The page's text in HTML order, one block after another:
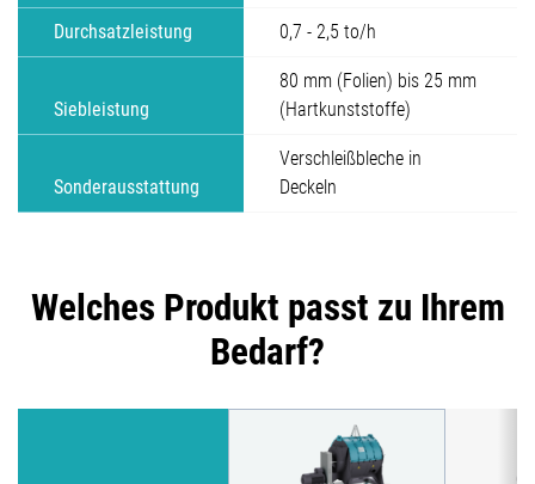
Durchsatzleistung 0,7 - 2,5 to/h
Siebleistung
80 mm (Folien) bis 25 mm
(Hartkunststoffe)
Sonderausstattung
Verschleißbleche in
Deckeln
Welches Produkt passt zu Ihrem
Bedarf?